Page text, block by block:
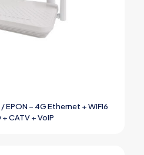
EPON – 4G Ethernet + WIFI6
CATV + VoIP